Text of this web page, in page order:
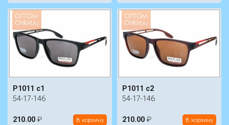
P1011 c1
54-17-146
210.00 ₽ В корзину
P1011 c2
54-17-146
210.00 ₽ В корзину